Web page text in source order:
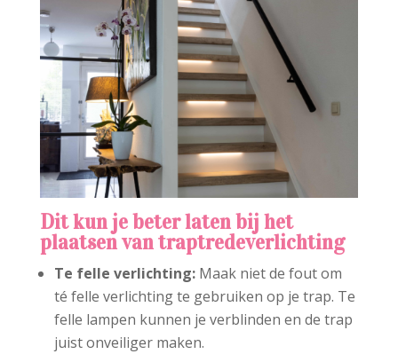
Dit kun je beter laten bij het
plaatsen van traptredeverlichting
Te felle verlichting:Maak niet de fout om
té felle verlichting te gebruiken op je trap. Te
felle lampen kunnen je verblinden en de trap
juist onveiliger maken.